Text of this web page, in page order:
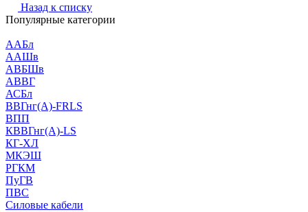
Назад к списку
Популярные категории
ААБл
ААШв
АВБШв
АВВГ
АСБл
ВВГнг(А)-FRLS
ВПП
КВВГнг(А)-LS
КГ-ХЛ
МКЭШ
РГКМ
ПуГВ
ПВС
Силовые кабели